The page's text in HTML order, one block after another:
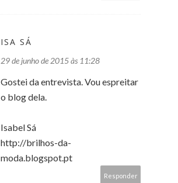
ISA SÁ
29 de junho de 2015 às 11:28
Gostei da entrevista. Vou espreitar
o blog dela.
Isabel Sá
http://brilhos-da-
moda.blogspot.pt
Responder